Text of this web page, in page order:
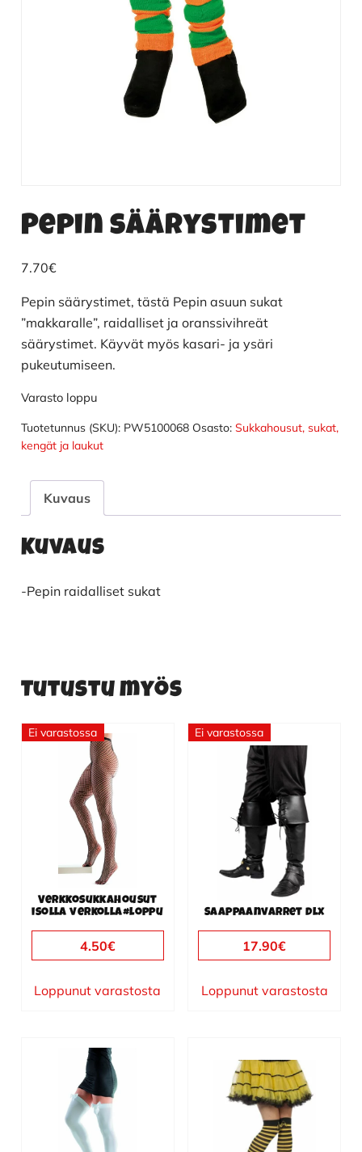
Pepin säärystimet
7.70€
Pepin säärystimet, tästä Pepin asuun sukat
”makkaralle”, raidalliset ja oranssivihreät
säärystimet. Käyvät myös kasari- ja ysäri
pukeutumiseen.
Varasto loppu
Tuotetunnus (SKU): PW5100068 Osasto: Sukkahousut, sukat,
kengät ja laukut
Kuvaus
Kuvaus
-Pepin raidalliset sukat
Tutustu myös
Ei varastossa
Verkkosukkahousut
isolla verkolla#loppu
4.50€
Loppunut varastosta
Ei varastossa
Saappaanvarret dlx
17.90€
Loppunut varastosta